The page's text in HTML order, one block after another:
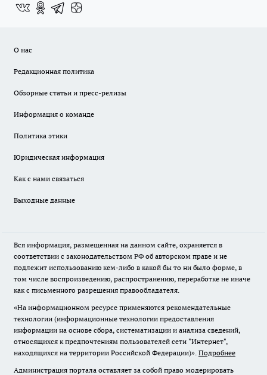
О нас
Редакционная политика
Обзорные статьи и пресс-релизы
Информация о команде
Политика этики
Юридическая информация
Как с нами связаться
Выходные данные
Вся информация, размещенная на данном сайте, охраняется в
соответствии с законодательством РФ об авторском праве и не
подлежит использованию кем-либо в какой бы то ни было форме, в
том числе воспроизведению, распространению, переработке не иначе
как с письменного разрешения правообладателя.
«На информационном ресурсе применяются рекомендательные
технологии (информационные технологии предоставления
информации на основе сбора, систематизации и анализа сведений,
относящихся к предпочтениям пользователей сети "Интернет",
находящихся на территории Российской Федерации)». Подробнее
Администрация портала оставляет за собой право модерировать